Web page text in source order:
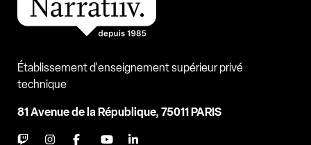
Établissement d'enseignement supérieur privé
technique
81 Avenue de la République, 75011 PARIS